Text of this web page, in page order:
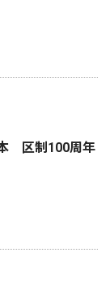
区制100周年